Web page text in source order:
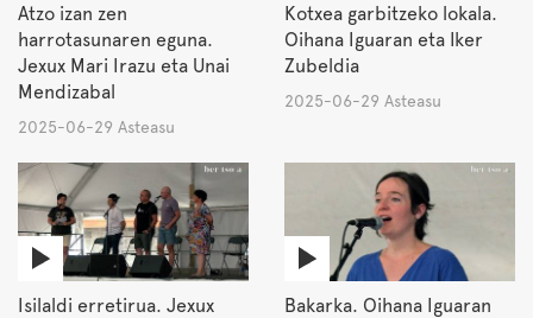
Atzo izan zen
harrotasunaren eguna.
Jexux Mari Irazu eta Unai
Mendizabal
2025-06-29 Asteasu
Kotxea garbitzeko lokala.
Oihana Iguaran eta Iker
Zubeldia
2025-06-29 Asteasu
Isilaldi erretirua. Jexux
Bakarka. Oihana Iguaran